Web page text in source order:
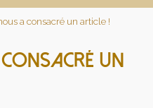
a consacré un article !
UN